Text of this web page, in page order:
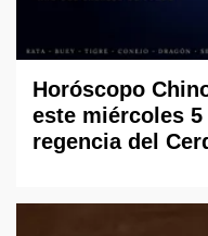
Horóscopo
este miércoles
regencia del